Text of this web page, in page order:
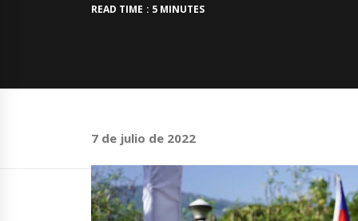
READ TIME : 5 MINUTES
7 de julio de 2022